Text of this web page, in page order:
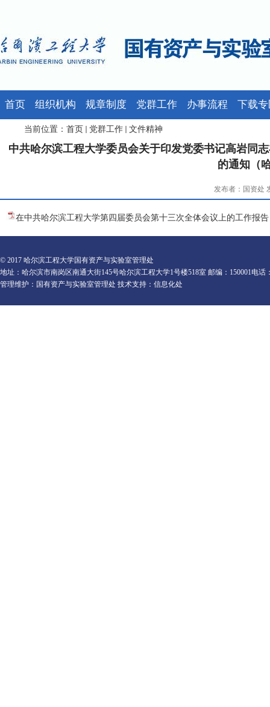
首页 组织机构 规章制度 党群工作 办事流程 下载
当前位置： 首页 党群工作 文件精神
中共哈尔滨工程大学委员会关于印发党委书记高岩同
的通知（
发布者：国资处
在中共哈尔滨工程大学第四届委员会第十三次全体会议上的工作报
© 2017 哈尔滨工程大学国有资产与实验室管理处
地址：哈尔滨市南岗区南通大街145号哈尔滨工程大学1号楼518室 邮编：150001电话
管理维护：国有资产与实验室管理处 技术支持：信息化处